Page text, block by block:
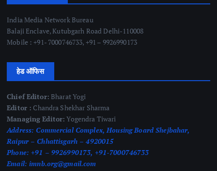
India Media Network Bureau
Balaji Enclave, Kutubgarh Road Delhi-110008
Mobile : +91- 7000746733, +91 – 9926990173
हेड ऑफिस
Chief Editor: Bharat Yogi
Editor : Chandra Shekhar Sharma
Managing Editor: Yogendra Tiwari
Address: Commercial Complex, Housing Board Shejbahar,
Raipur – Chhattisgarh – 4920015
Phone: +91 – 9926990173, +91-7000746733
Email: imnb.org@gmail.com